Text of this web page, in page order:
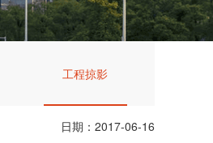
工程掠影
日期：2017-06-16